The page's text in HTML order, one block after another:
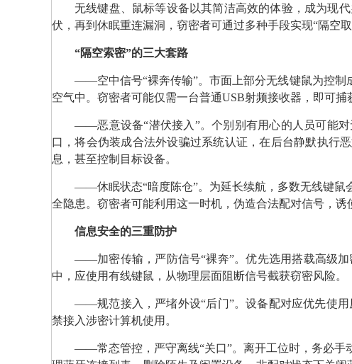
无线键盘、鼠标等设备以其简洁高效的体验，成为现
伏，再到休眠重连漏洞，窃密者可通过多种手段实现“隔空
“隔空索密”的三大套路
——空中信号“裸奔传输”。市面上部分无线键鼠为控制
空气中。窃密者可能仅需一台普通USB射频接收器，即可
——恶意设备“潜伏接入”。个别别有用心的人员可能
口，将会伪装成合法外设骗过系统认证，在后台静默执行
息，甚至控制目标设备。
——休眠状态“暗度陈仓”。为延长续航，多数无线键鼠
全隐患。窃密者可能利用这一时机，伪造合法配对信号，诱
信息安全的三重防护
——加密传输，严防信号“裸奔”。优先选用搭载高级
中，应使用有线键鼠，从物理层面阻断信号截获窃密风险。
——规范接入，严堵外设“后门”。设备配对应优先使
禁接入涉密计算机使用。
——常态管控，严守离线“关口”。离开工位时，务必手